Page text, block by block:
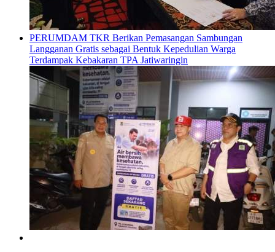
PERUMDAM TKR Berikan Pemasangan Sambungan
Langganan Gratis sebagai Bentuk Kepedulian Warga
Terdampak Kebakaran TPA Jatiwaringin